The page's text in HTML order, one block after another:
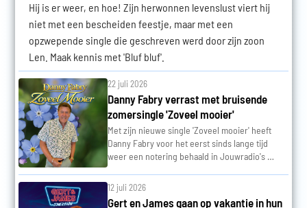
Hij is er weer, en hoe! Zijn herwonnen levenslust viert hij
niet met een bescheiden feestje, maar met een
opzwepende single die geschreven werd door zijn zoon
Len. Maak kennis met 'Bluf bluf'.
22 juli 2026
Danny Fabry verrast met bruisende
zomersingle 'Zoveel mooier'
Met zijn nieuwe single 'Zoveel mooier' heeft
Danny Fabry voor het eerst sinds lange tijd
weer een notering behaald in Jouwradio's …
12 juli 2026
Gert en James gaan op vakantie in hun